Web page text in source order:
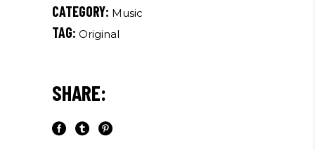
CATEGORY: Music
TAG: Original
SHARE: